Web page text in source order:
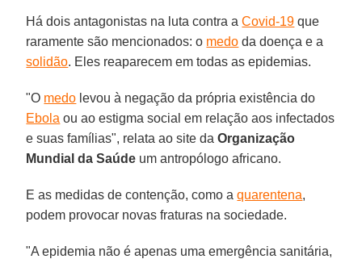
Há dois antagonistas na luta contra aCovid-19 que
raramente são mencionados: o medo da doença e a
solidão. Eles reaparecem em todas as epidemias.
"O medo levou à negação da própria existência do
Ebola ou ao estigma social em relação aos infectados
e suas famílias", relata ao site daOrganização
Mundial da Saúde um antropólogo africano.
E as medidas de contenção, como aquarentena,
podem provocar novas fraturas na sociedade.
"A epidemia não é apenas uma emergência sanitária,